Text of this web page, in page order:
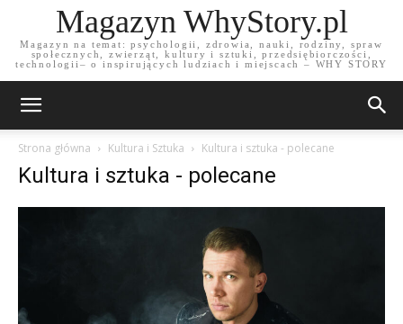
Magazyn WhyStory.pl
Magazyn na temat: psychologii, zdrowia, nauki, rodziny, spraw
społecznych, zwierząt, kultury i sztuki, przedsiębiorczości,
technologii– o inspirujących ludziach i miejscach – WHY STORY
Strona główna Kultura i Sztuka Kultura i sztuka - polecane
Kultura i sztuka - polecane